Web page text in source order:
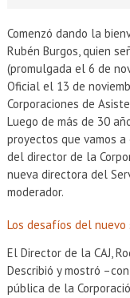
Comenzó dando la
Rubén Burgos, quien
(promulgada el 6 de
Oficial el 13 de
Corporaciones de
Luego de más de 30
proyectos que vamos
del director de la
nueva directora del
moderador.
Los desafíos del nuevo
El Director de la CAJ,
Describió y mostró
pública de la